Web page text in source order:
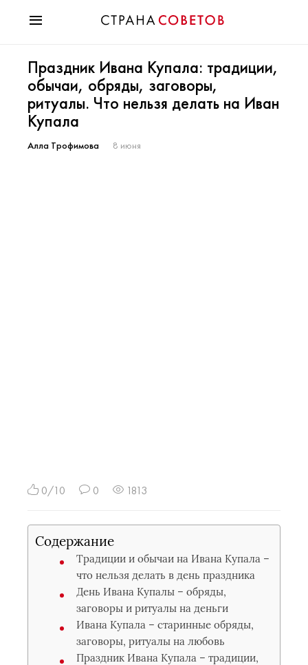
Мода
Звезды
Гороскопы
Здоровье
Психология
Праздник Ивана Купала: традиции,
обычаи, обряды, заговоры,
ритуалы. Что нельзя делать на Иван
Купала
Алла Трофимова 8 июня
0/10 0 1813
Содержание
Традиции и обычаи на Ивана Купала –
что нельзя делать в день праздника
День Ивана Купалы – обряды,
заговоры и ритуалы на деньги
Ивана Купала – старинные обряды,
заговоры, ритуалы на любовь
Праздник Ивана Купала – традиции,